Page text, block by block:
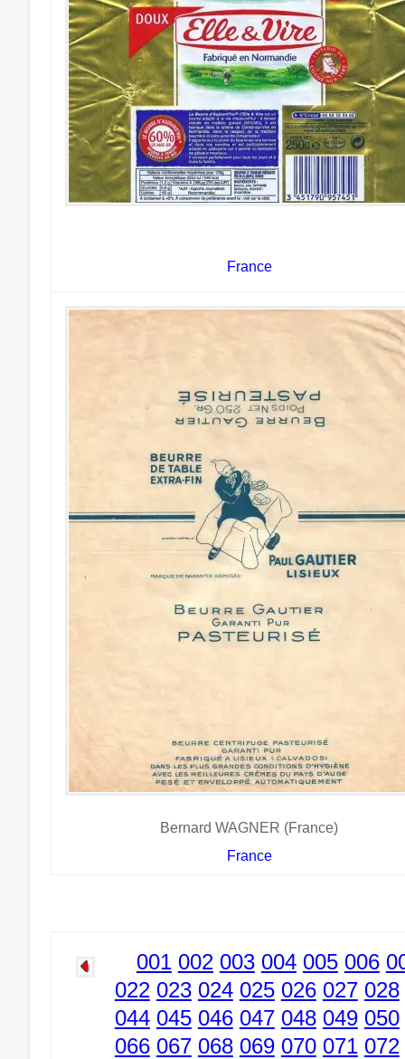
France
Bernard WAGNER (France)
France
001 002 003 004 005 006
022 023 024 025 026 027 028
044 045 046 047 048 049 050
066 067 068 069 070 071 072